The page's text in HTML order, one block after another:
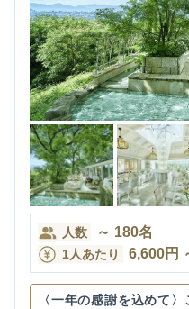
人数 ～ 180名
1人あたり 6,600円
〈一年の感謝を込めて